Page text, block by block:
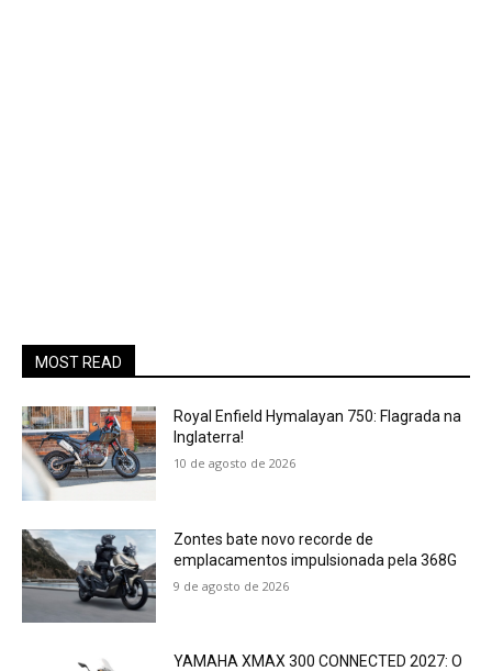
MOST READ
Royal Enfield Hymalayan 750: Flagrada na
Inglaterra!
10 de agosto de 2026
Zontes bate novo recorde de
emplacamentos impulsionada pela 368G
9 de agosto de 2026
YAMAHA XMAX 300 CONNECTED 2027: O